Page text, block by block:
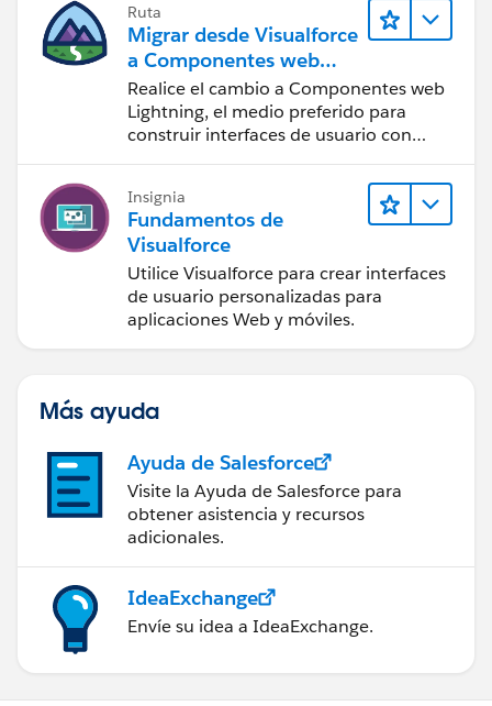
Ruta
Migrar desde Visualforce
a Componentes web
Lightning
Realice el cambio a Componentes web
Lightning, el medio preferido para
construir interfaces de usuario con
Insignia
Fundamentos de
Visualforce
Utilice Visualforce para crear interfaces
de usuario personalizadas para
aplicaciones Web y móviles.
Más ayuda
Ayuda de Salesforce
Visite la Ayuda de Salesforce para
obtener asistencia y recursos
adicionales.
IdeaExchange
Envíe su idea a IdeaExchange.